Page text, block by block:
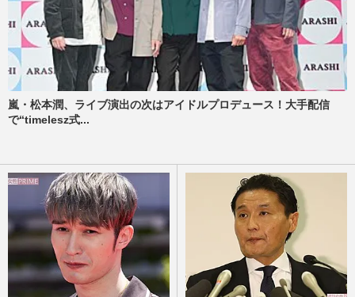
嵐・松本潤、ライブ演出の次はアイドルプロデュース！大手配信
で“timelesz式...